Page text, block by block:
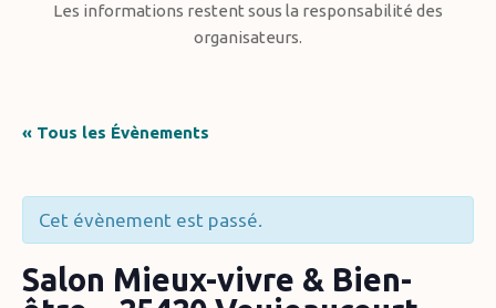
Les informations restent sous la responsabilité des
organisateurs.
« Tous les Évènements
Cet évènement est passé.
Salon Mieux-vivre & Bien-